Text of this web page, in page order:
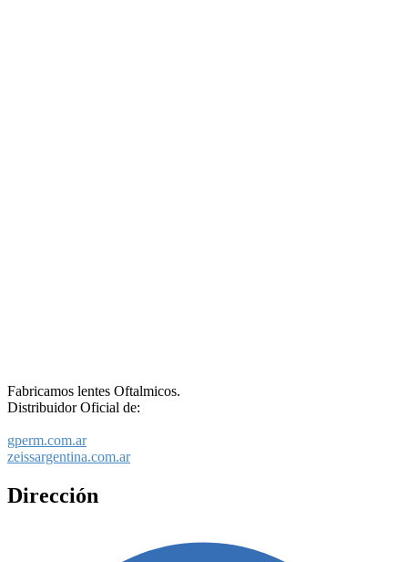
Fabricamos lentes Oftalmicos.
Distribuidor Oficial de:
gperm.com.ar
zeissargentina.com.ar
Dirección